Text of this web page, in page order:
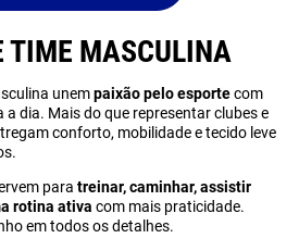
TIME MASCULINA
unempaixão pelo esportecom
dia. Mais do que representar clubes e
conforto, mobilidade e tecido leve
para treinar, caminhar, assistir
rotina ativa com mais praticidade.
em todos os detalhes.